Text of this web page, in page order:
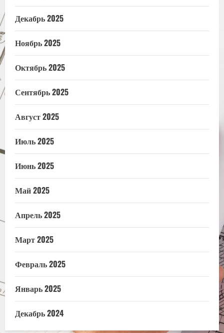
Декабрь 2025
Ноябрь 2025
Октябрь 2025
Сентябрь 2025
Август 2025
Июль 2025
Июнь 2025
Май 2025
Апрель 2025
Март 2025
Февраль 2025
Январь 2025
Декабрь 2024